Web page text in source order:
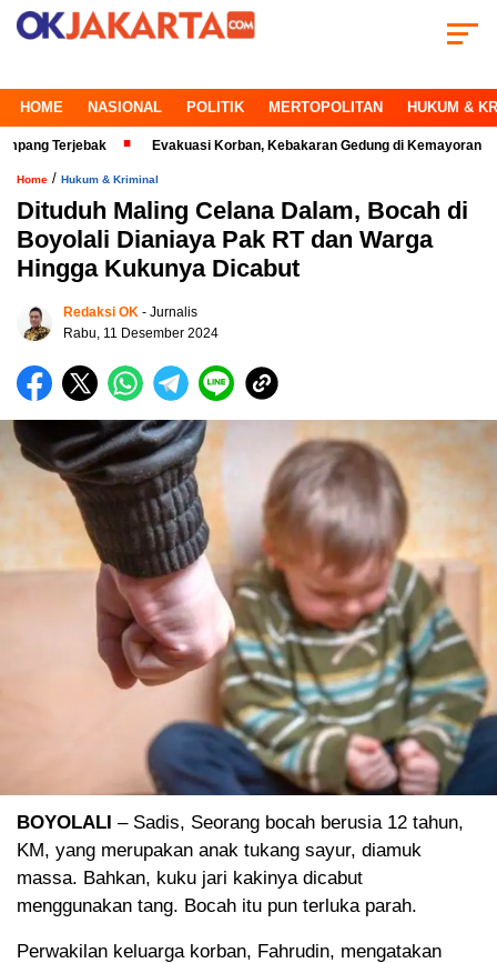
HOME NASIONAL POLITIK MERTOPOLITAN HUKUM &
Evakuasi Korban, Kebakaran Gedung di Kemayoran Makin
Home / Hukum & Kriminal
Dituduh Maling Celana Dalam, Bocah di
Boyolali Dianiaya Pak RT dan Warga
Hingga Kukunya Dicabut
Redaksi OK - Jurnalis
Rabu, 11 Desember 2024
BOYOLALI – Sadis, Seorang bocah berusia 12 tahun,
KM, yang merupakan anak tukang sayur, diamuk
massa. Bahkan, kuku jari kakinya dicabut
menggunakan tang. Bocah itu pun terluka parah.
Perwakilan keluarga korban, Fahrudin, mengatakan